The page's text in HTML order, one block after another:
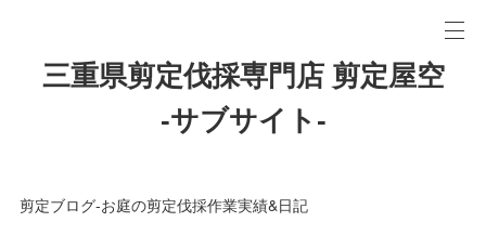
三重県剪定伐採専門店 剪定屋空
-サブサイト-
剪定ブログ-お庭の剪定伐採作業実績&日記